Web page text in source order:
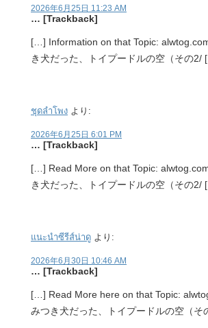
2026年6月25日 11:23 AM
… [Trackback]
[…] Information on that Topic:
き犬だった、トイプードルの空（その2/
ชุดลำโพง より:
2026年6月25日 6:01 PM
… [Trackback]
[…] Read More on that Topic:
き犬だった、トイプードルの空（その2/
แนะนำซีรีส์น่าดู より:
2026年6月30日 10:46 AM
… [Trackback]
[…] Read More here on that Topic:
みつき犬だった、トイプードルの空（